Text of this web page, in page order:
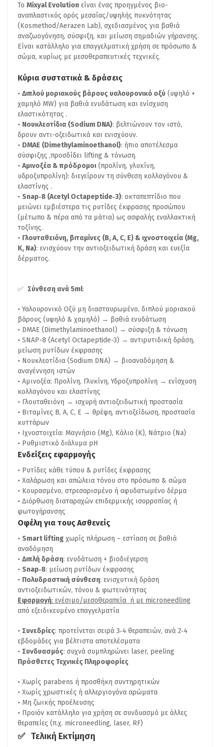
Το Mixyal Evolution είναι ένας προηγμένος βιο-
αναπλαστικός ορός μεσαίας/υψηλής πυκνότητας
(Kosmethod/Aerazen Lab), σχεδιασμένος για βαθιά
αναζωογόνηση, σύσφιξη, και μείωση σημαδιών γήρανσης.
Είναι κατάλληλο για επαγγελματική χρήση σε πρόσωπο &
σώμα, κυρίως με μεσοθεραπευτικές τεχνικές.
Κύρια συστατικά & δράσεις
Διπλού μοριακούς βάρους υαλουρονικό οξύ (υψηλό +
χαμηλό MW) για βαθιά ενυδάτωση και ενίσχυση
ελαστικότητας .
Νουκλεοτίδια (Sodium DNA): βελτιώνουν τον ιστό,
δρουν αντι-οξειδωτικά και ενισχύουν.
DMAE (Dimethylaminoethanol): ήπιο αποτέλεσμα
σύσφιξης ,προσδίδει lifting & τόνωση.
Αμινοξέα & πρόδρομοι (προλίνη, γλυκίνη,
υδροξυπρολίνη): διεγείρουν τη σύνθεση κολλαγόνου &
ελαστίνης .
Snap‑8 (Acetyl Octapeptide‑3): οκταπεπτίδιο που
μειώνει εμβιέστερα τις ρυτίδες έκφρασης προσώπου
(μέτωπο & πέρα από τα μάτια) ως ασφαλής εναλλακτική
τοξίνης.
Γλουταθειόνη, βιταμίνες (B,A, C, E) & ιχνοστοιχεία (Mg,
K, Na): ενισχύουν την αντιοξειδωτική δράση και ευεξία
δέρματος.
✅ Σύνθεση ανά 5ml:
Υαλουρονικό Οξύ μη διασταυρωμένο, διπλού μοριακού
βάρους (υψηλό & χαμηλό) → βαθιά ενυδάτωση
DMAE (Dimethylaminoethanol) → σύσφιξη & τόνωση
SNAP-8 (Acetyl Octapeptide-3) → αντιρυτιδική δράση,
μείωση ρυτίδων έκφρασης
Νουκλεοτίδια (Sodium DNA) → βιοαναδόμηση &
αναγέννηση ιστών
Αμινοξέα: Προλίνη, Γλυκίνη, Υδροξυπρολίνη → ενίσχυση
κολλαγόνου και ελαστίνης
Γλουταθειόνη → ισχυρή αντιοξειδωτική προστασία
Βιταμίνες B, A, C, E → θρέψη, αντιοξείδωση, προστασία
κυττάρων
Ιχνοστοιχεία: Μαγνήσιο (Mg), Κάλιο (K), Νάτριο (Na)
Ρυθμιστικό διάλυμα pH
Ενδείξεις εφαρμογής
Ρυτίδες κάθε τύπου & ρυτίδες έκφρασης
Χαλάρωση και απώλεια τόνου στο πρόσωπο & σώμα
Κουρασμένο, στρεσαρισμένο ή αφυδατωμένο δέρμα
Διόρθωση διαταραχών επιδερμικής ισορροπίας ή
φωτογήρανσης
Οφέλη για τους Ασθενείς
Smart lifting χωρίς πλήρωση – εστίαση σε βαθιά
αναδόμηση
Διπλή δράση: ενυδάτωση + βιοδιέγερση
Snap‑8: μείωση ρυτίδων έκφρασης
Πολυδραστική σύνθεση: ενισχυτική δράση
αντιοξειδωτικών, τόνου & φωτεινότητας
Εφαρμογή: ενέσιμο/μεσοθεραπεία ή με microneedling
από εξειδικευμένο επαγγελματία
Συνεδρίες: προτείνεται σειρά 3‑4 θεραπειών, ανά 2‑4
εβδομάδες για βέλτιστα αποτελέσματα
Συνδυασμός: συχνά συμπληρώνει laser, peeling
Πρόσθετες Τεχνικές Πληροφορίες
Χωρίς parabens ή προσθήκη συντηρητικών
Χωρίς χρωστικές ή αλλεργιογόνα αρώματα
Μη ζωικής προέλευσης
Προϊόν κατάλληλο για χρήση σε συνδυασμό με άλλες
θεραπείες (π.χ. microneedling, laser, RF)
✅ Τελική Εκτίμηση